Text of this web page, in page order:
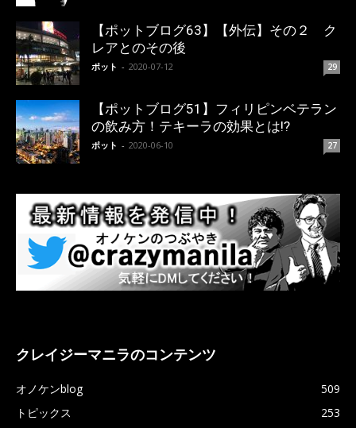
【ポットブログ63】【外伝】その２ ク
レアとのその後
ポット - 2020-07-12 29
【ポットブログ51】フィリピンベテラン
の飲み方！テキーラの効果とは!?
ポット - 2020-06-10 27
クレイジーマニラのコンテンツ
オノケンblog
509
トピックス
253